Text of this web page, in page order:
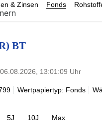
& Zinsen Fonds
BT
06.08.2026, 13:01:09 Uhr
Wertpapiertyp: Fonds
5J 10J Max